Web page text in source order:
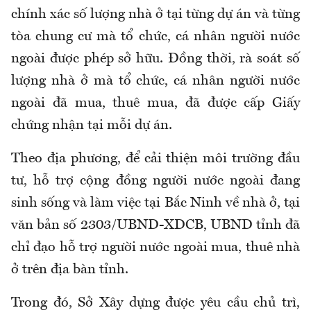
chính xác số lượng nhà ở tại từng dự án và từng
tòa chung cư mà tổ chức, cá nhân người nước
ngoài được phép sở hữu. Đồng thời, rà soát số
lượng nhà ở mà tổ chức, cá nhân người nước
ngoài đã mua, thuê mua, đã được cấp Giấy
chứng nhận tại mỗi dự án.
Theo địa phương, để cải thiện môi trường đầu
tư, hỗ trợ cộng đồng người nước ngoài đang
sinh sống và làm việc tại Bắc Ninh về nhà ở, tại
văn bản số 2303/UBND-XDCB, UBND tỉnh đã
chỉ đạo hỗ trợ người nước ngoài mua, thuê nhà
ở trên địa bàn tỉnh.
Trong đó, Sở Xây dựng được yêu cầu chủ trì,